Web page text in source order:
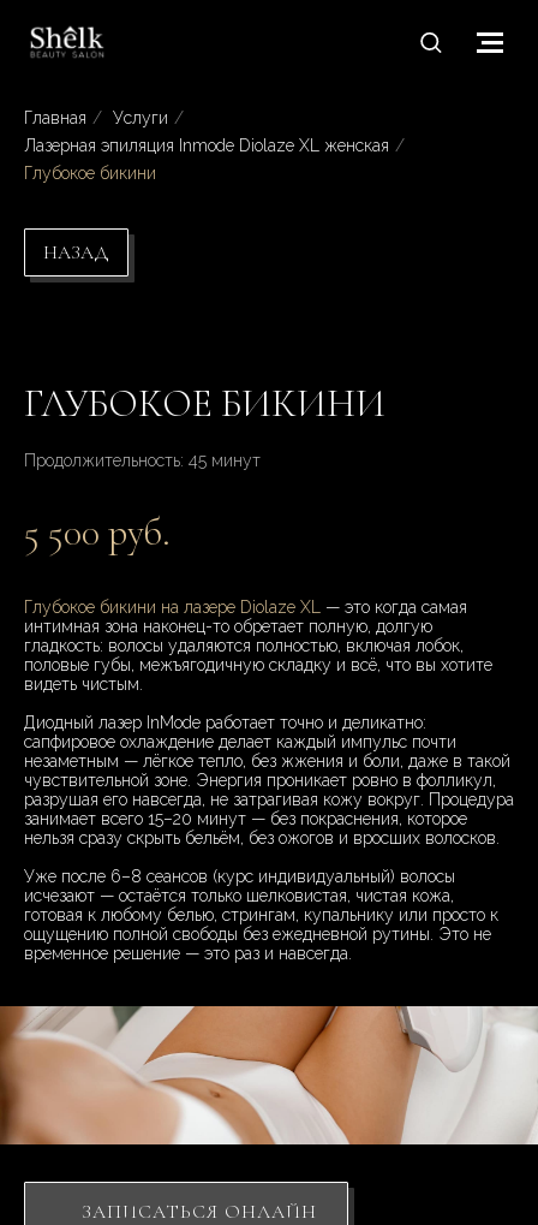
Главная / Услуги /
Лазерная эпиляция Inmode Diolaze XL женская /
Глубокое бикини
НАЗАД
ГЛУБОКОЕ БИКИНИ
Продолжительность: 45 минут
5 500 руб.
Глубокое бикини на лазере Diolaze XL
— это когда самая
интимная зона наконец-то обретает полную, долгую
гладкость: волосы удаляются полностью, включая лобок,
половые губы, межъягодичную складку и всё, что вы хотите
видеть чистым.
Диодный лазер InMode работает точно и деликатно:
сапфировое охлаждение делает каждый импульс почти
незаметным — лёгкое тепло, без жжения и боли, даже в такой
чувствительной зоне. Энергия проникает ровно в фолликул,
разрушая его навсегда, не затрагивая кожу вокруг. Процедура
занимает всего 15–20 минут — без покраснения, которое
нельзя сразу скрыть бельём, без ожогов и вросших волосков.
Уже после 6–8 сеансов (курс индивидуальный) волосы
исчезают — остаётся только шелковистая, чистая кожа,
готовая к любому белью, стрингам, купальнику или просто к
ощущению полной свободы без ежедневной рутины. Это не
временное решение — это раз и навсегда.
ЗАПИСАТЬСЯ ОНЛАЙН